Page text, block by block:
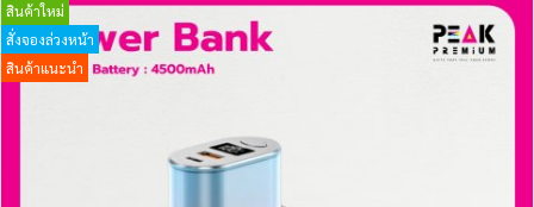
สินค้าใหม่
สั่งจองล่วงหน้า
สินค้าแนะนำ